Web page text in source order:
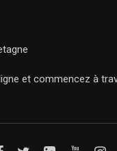
et commencez à